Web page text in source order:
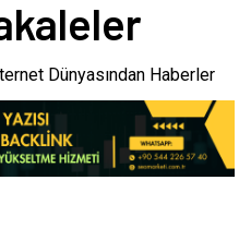
Dünyasından Haberler